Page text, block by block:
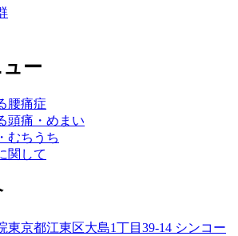
ー
腰痛症
頭痛・めまい
むちうち
関して
東京都江東区大島1丁目39-14 シンコー